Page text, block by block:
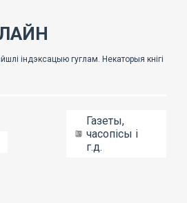
Газеты,
часопісы і
г.д.